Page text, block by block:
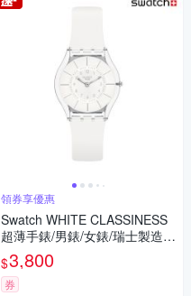
領券享優惠
Swatch WHITE CLASSINESS
超薄手錶/男錶/女錶/瑞士製造 S
S08K102-S14 (34mm)
$3,800
券